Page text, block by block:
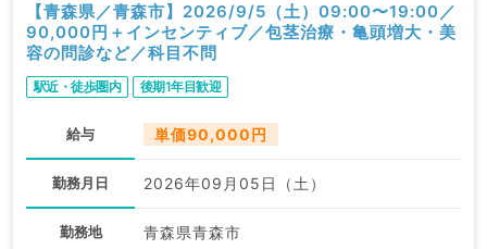
【青森県／青森市】2026/9/5（土）09:00〜19:00／
90,000円＋インセンティブ／包茎治療・亀頭増大・美
容の問診など／科目不問
駅近・徒歩圏内 後期1年目歓迎
給与 単価90,000円
勤務月日 2026年09月05日（土）
勤務地 青森県青森市